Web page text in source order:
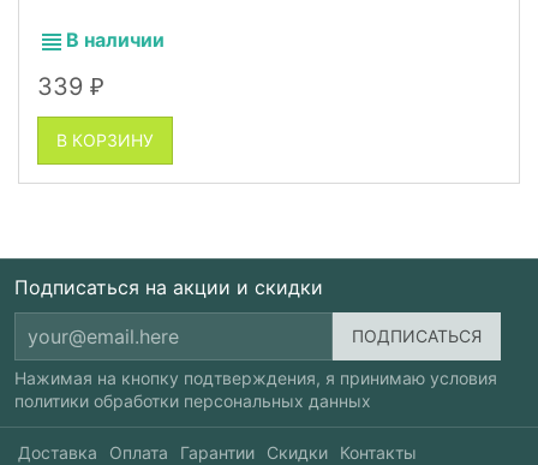
В наличии
339 ₽
В КОРЗИНУ
Подписаться на акции и скидки
Нажимая на кнопку подтверждения, я принимаю условия
политики обработки персональных данных
Доставка Оплата Гарантии Скидки Контакты